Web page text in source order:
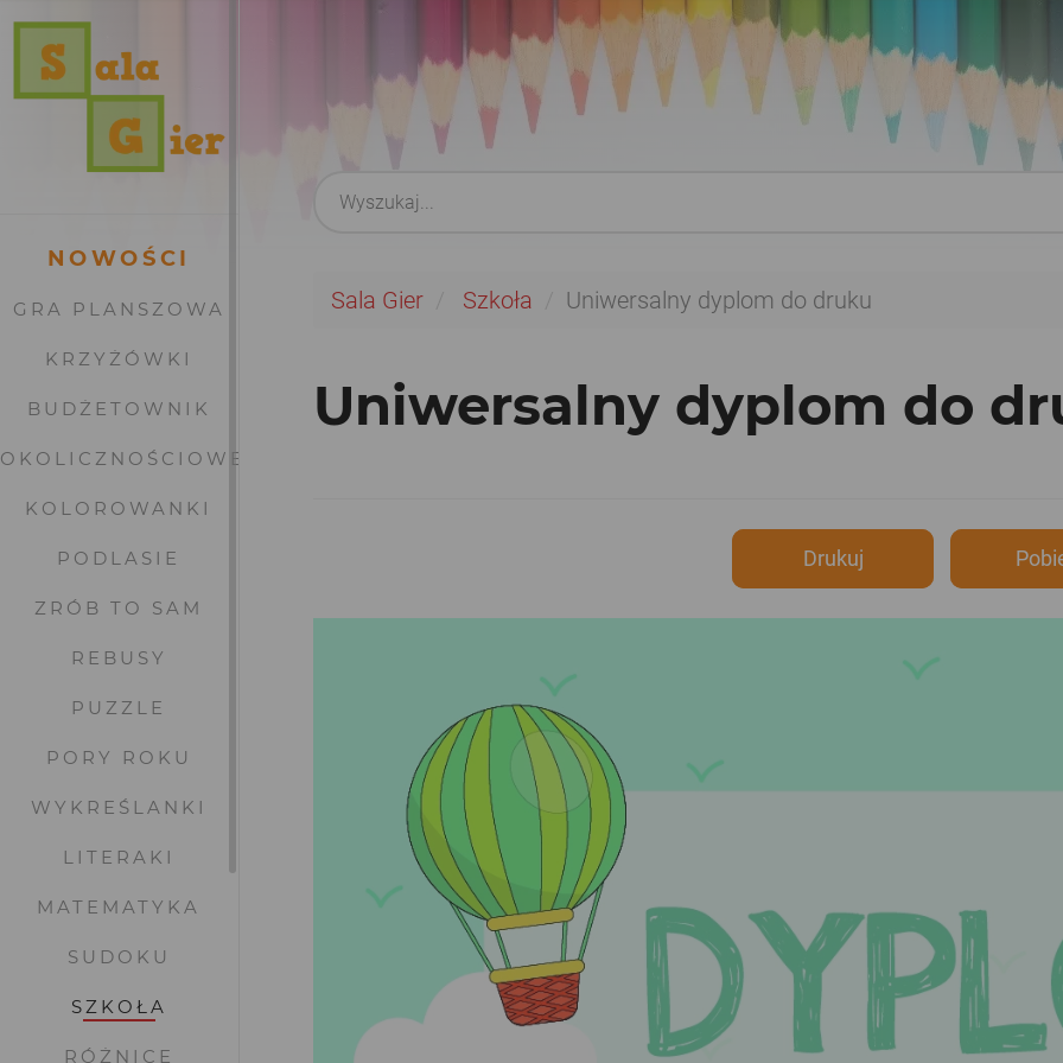
NOWOŚCI
GRA PLANSZOWA
KRZYŻÓWKI
BUDŻETOWNIK
OKOLICZNOŚCIOWE
KOLOROWANKI
PODLASIE
ZRÓB TO SAM
REBUSY
PUZZLE
PORY ROKU
WYKREŚLANKI
LITERAKI
MATEMATYKA
SUDOKU
SZKOŁA
RÓŻNICE
Sala Gier Szkoła Uniwersalny dyplom do druku
Uniwersalny dyplom do
Drukuj